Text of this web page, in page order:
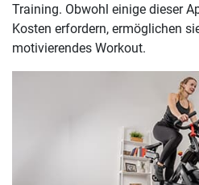
Training. Obwohl einige dieser
Kosten erfordern, ermöglichen
motivierendes Workout.